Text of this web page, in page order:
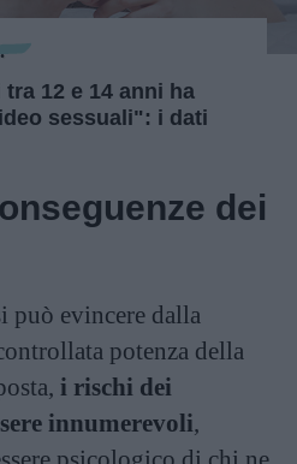
12 e 14 anni ha
sessuali": i dati
dei
può evincere dalla
potenza della
i rischi dei
innumerevoli,